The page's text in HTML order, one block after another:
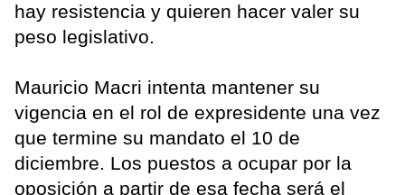
hay resistencia y quieren hacer valer su
peso legislativo.
Mauricio Macri intenta mantener su
vigencia en el rol de expresidente una vez
que termine su mandato el 10 de
diciembre. Los puestos a ocupar por la
oposición a partir de esa fecha será el